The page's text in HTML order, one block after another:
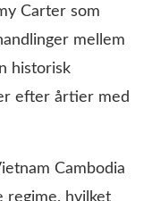
Carter som
mellem
historisk
efter årtier med
Cambodia
regime, hvilket